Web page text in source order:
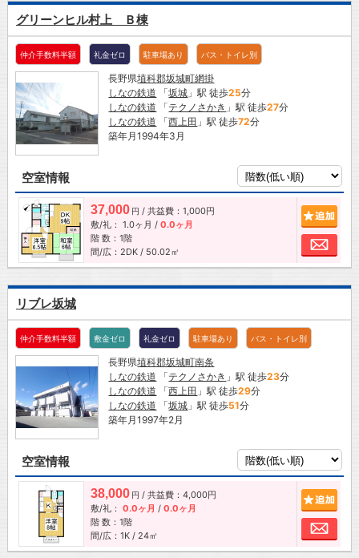
グリーンヒル村上 Ｂ棟
仲介手数料半額 礼金ゼロ 駐車場あり バス・トイレ別
長野県埴科郡坂城町網掛
しなの鉄道 「坂城 」駅 徒歩25分
しなの鉄道 「テクノさかき 」駅 徒歩27分
しなの鉄道 「西上田 」駅 徒歩72分
築年月1994年3月
空室情報
37,000 円 / 共益費：1,000円
敷/礼： 1.0ヶ月 / 0.0ヶ月
階 数：1階
間/広：2DK / 50.02㎡
お
リブレ坂城
仲介手数料半額 敷金ゼロ 礼金ゼロ 駐車場あり バス・トイレ別
長野県埴科郡坂城町南条
しなの鉄道 「テクノさかき 」駅 徒歩23分
しなの鉄道 「西上田 」駅 徒歩29分
しなの鉄道 「坂城 」駅 徒歩51分
築年月1997年2月
空室情報
38,000 円 / 共益費：4,000円
敷/礼： 0.0ヶ月 / 0.0ヶ月
階 数：1階
間/広：1K / 24㎡
追加
お